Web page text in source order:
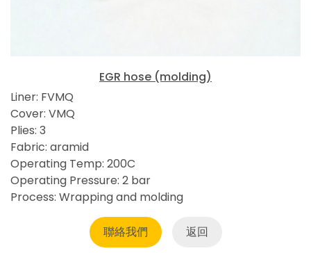
EGR hose (molding)
Liner: FVMQ
Cover: VMQ
Plies: 3
Fabric: aramid
Operating Temp: 200C
Operating Pressure: 2 bar
Process: Wrapping and molding
聯絡我們 返回